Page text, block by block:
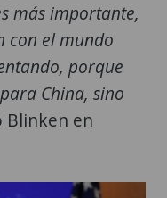
más importante,
con el mundo
porque
China, sino
Blinken en